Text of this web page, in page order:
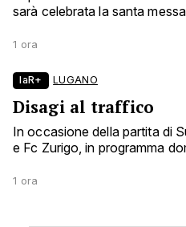
sarà celebrata la santa
1 ora
laR+ LUGANO
Disagi al traffico
In occasione della partita di
e Fc Zurigo, in programma
1 ora